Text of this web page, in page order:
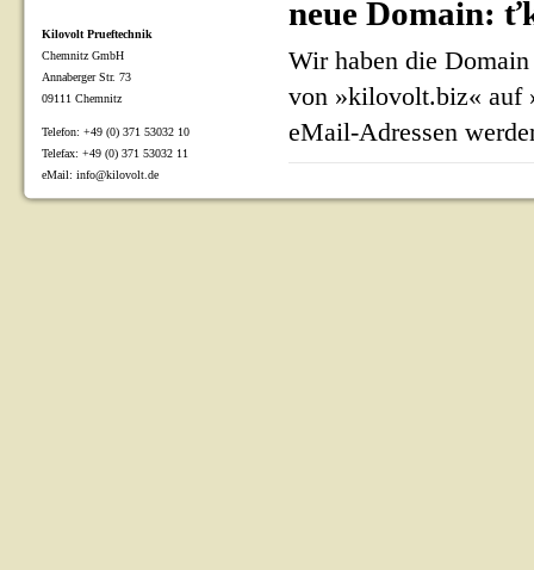
neue Domain:
Wir haben die
von »kilovolt.biz« auf
eMail-Adressen
Kilovolt Prueftechnik
Chemnitz GmbH
Annaberger Str. 73
09111 Chemnitz
Telefon: +49 (0) 371 53032 10
Telefax: +49 (0) 371 53032 11
eMail: info@kilovolt.de